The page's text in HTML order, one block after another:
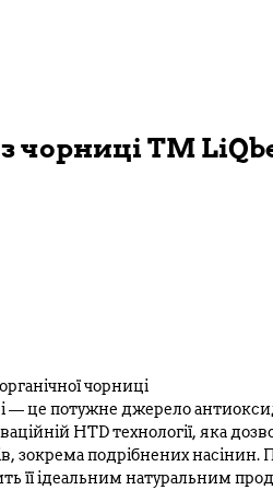
чорниці ТМ
чорниці
— це потужне джерело
HTD технології, яка
зокрема подрібнених насінин.
її ідеальним натуральним